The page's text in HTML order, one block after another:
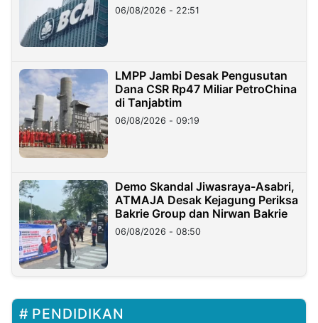
06/08/2026 - 22:51
LMPP Jambi Desak Pengusutan
Dana CSR Rp47 Miliar PetroChina
di Tanjabtim
06/08/2026 - 09:19
Demo Skandal Jiwasraya-Asabri,
ATMAJA Desak Kejagung Periksa
Bakrie Group dan Nirwan Bakrie
06/08/2026 - 08:50
PENDIDIKAN